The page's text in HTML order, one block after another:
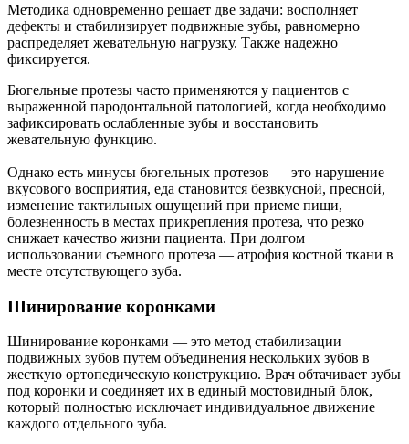
Методика одновременно решает две задачи: восполняет
дефекты и стабилизирует подвижные зубы, равномерно
распределяет жевательную нагрузку. Также надежно
фиксируется.
Бюгельные протезы часто применяются у пациентов с
выраженной пародонтальной патологией, когда необходимо
зафиксировать ослабленные зубы и восстановить
жевательную функцию.
Однако есть минусы бюгельных протезов — это нарушение
вкусового восприятия, еда становится безвкусной, пресной,
изменение тактильных ощущений при приеме пищи,
болезненность в местах прикрепления протеза, что резко
снижает качество жизни пациента. При долгом
использовании съемного протеза — атрофия костной ткани в
месте отсутствующего зуба.
Шинирование коронками
Шинирование коронками — это метод стабилизации
подвижных зубов путем объединения нескольких зубов в
жесткую ортопедическую конструкцию. Врач обтачивает зубы
под коронки и соединяет их в единый мостовидный блок,
который полностью исключает индивидуальное движение
каждого отдельного зуба.